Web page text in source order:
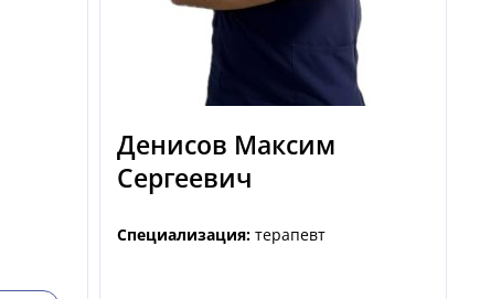
Денисов Максим
Сергеевич
Специализация: терапевт